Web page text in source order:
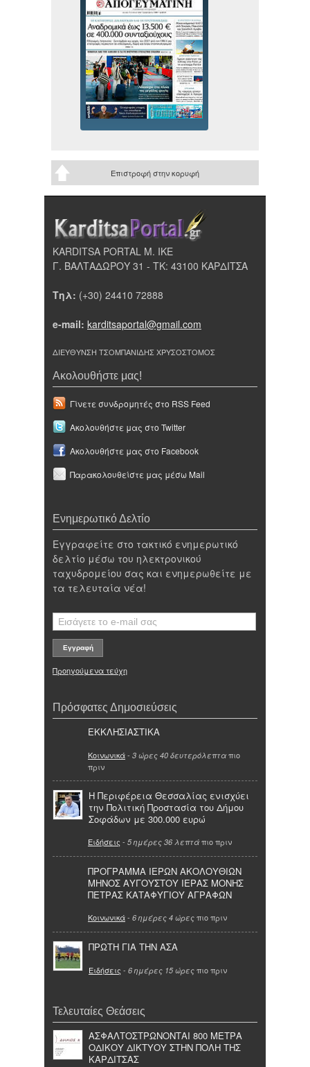
Επιστροφή στην κορυφή
KARDITSA PORTAL Μ. ΙΚΕ
Γ. ΒΑΛΤΑΔΩΡΟΥ 31 - ΤΚ: 43100 ΚΑΡΔΙΤΣΑ
Τηλ: (+30) 24410 72888
e-mail: karditsaportal@gmail.com
ΔΙΕΥΘΥΝΣΗ ΤΣΟΜΠΑΝΙΔΗΣ ΧΡΥΣΟΣΤΟΜΟΣ
Ακολουθήστε μας!
Γίνετε συνδρομητές στο RSS Feed
Ακολουθήστε μας στο Twitter
Ακολουθήστε μας στο Facebook
Παρακολουθείστε μας μέσω Mail
Ενημερωτικό Δελτίο
Εγγραφείτε στο τακτικό ενημερωτικό
δελτίο μέσω του ηλεκτρονικού
ταχυδρομείου σας και ενημερωθείτε με
τα τελευταία νέα!
Προηγούμενα τεύχη
Πρόσφατες Δημοσιεύσεις
ΕΚΚΛΗΣΙΑΣΤΙΚΑ
Κοινωνικά- 3 ώρες 40 δευτερόλεπτα πιο
πριν
Η Περιφέρεια Θεσσαλίας ενισχύει
την Πολιτική Προστασία του Δήμου
Σοφάδων με 300.000 ευρώ
Ειδήσεις - 5 ημέρες 36 λεπτά πιο πριν
ΠΡΟΓΡΑΜΜΑ ΙΕΡΩΝ ΑΚΟΛΟΥΘΙΩΝ
ΜΗΝΟΣ ΑΥΓΟΥΣΤΟΥ ΙΕΡΑΣ ΜΟΝΗΣ
ΠΕΤΡΑΣ ΚΑΤΑΦΥΓΙΟΥ ΑΓΡΑΦΩΝ
Κοινωνικά- 6 ημέρες 4 ώρες πιο πριν
ΠΡΩΤΗ ΓΙΑ ΤΗΝ ΑΣΑ
Ειδήσεις - 6 ημέρες 15 ώρες πιο πριν
Τελευταίες Θεάσεις
ΑΣΦΑΛΤΟΣΤΡΩΝΟΝΤΑΙ 800 ΜΕΤΡΑ
ΟΔΙΚΟΥ ΔΙΚΤΥΟΥ ΣΤΗΝ ΠΟΛΗ ΤΗΣ
ΚΑΡΔΙΤΣΑΣ